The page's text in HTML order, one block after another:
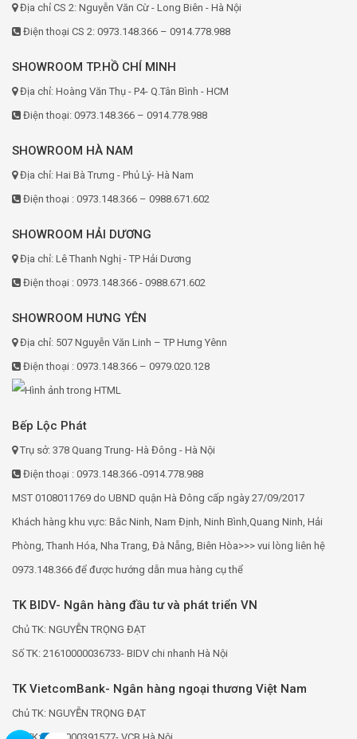
Địa chỉ CS 2: Nguyễn Văn Cừ - Long Biên - Hà Nội
Điện thoại CS 2: 0973.148.366 – 0914.778.988
SHOWROOM TP.HỒ CHÍ MINH
Địa chỉ: Hoàng Văn Thụ - P4- Q.Tân Bình - HCM
Điện thoại: 0973.148.366 – 0914.778.988
SHOWROOM HÀ NAM
Địa chỉ: Hai Bà Trưng - Phủ Lý- Hà Nam
Điện thoại : 0973.148.366 – 0988.671.602
SHOWROOM HẢI DƯƠNG
Địa chỉ: Lê Thanh Nghị - TP Hải Dương
Điện thoại : 0973.148.366 - 0988.671.602
SHOWROOM HƯNG YÊN
Địa chỉ: 507 Nguyễn Văn Linh – TP Hưng Yênn
Điện thoại : 0973.148.366 – 0979.020.128
Bếp Lộc Phát
Trụ sở: 378 Quang Trung- Hà Đông - Hà Nội
Điện thoại : 0973.148.366 -0914.778.988
MST 0108011769 do UBND quận Hà Đông cấp ngày 27/09/2017
Khách hàng khu vực: Bắc Ninh, Nam Định, Ninh Bình,Quang Ninh, Hải
Phòng, Thanh Hóa, Nha Trang, Đà Nẵng, Biên Hòa>>> vui lòng liên hệ
0973.148.366 để được hướng dẫn mua hàng cụ thể
TK BIDV- Ngân hàng đầu tư và phát triển VN
Chủ TK: NGUYỄN TRỌNG ĐẠT
Số TK: 21610000036733- BIDV chi nhanh Hà Nội
TK VietcomBank- Ngân hàng ngoại thương Việt Nam
Chủ TK: NGUYỄN TRỌNG ĐẠT